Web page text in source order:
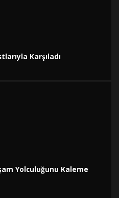
Karşıladı
Yolculuğunu Kaleme